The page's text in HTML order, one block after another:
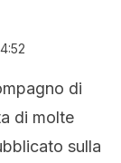
di
di molte
sulla